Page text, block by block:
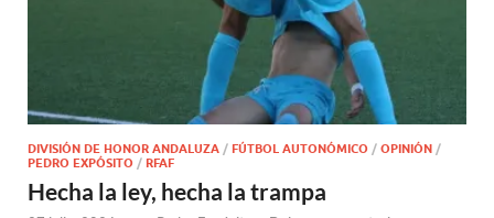
DIVISIÓN DE HONOR ANDALUZA / FÚTBOL AUTONÓMICO / OPINIÓN /
PEDRO EXPÓSITO / RFAF
Hecha la ley, hecha la trampa